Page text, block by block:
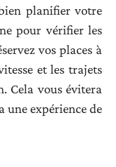
planifier votre
pour vérifier les
vos places à
et les trajets
Cela vous évitera
une expérience de